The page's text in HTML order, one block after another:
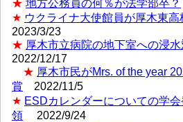
★ 地方公務員の何％が法学部卒？
★ ウクライナ大使館員が厚木東
2023/3/23
★ 厚木市立病院の地下室への浸水
2022/12/17
★ 厚木市民がMrs. of the year
賞
2022/11/5
★ ESDカレンダーについての学
領
2022/9/24